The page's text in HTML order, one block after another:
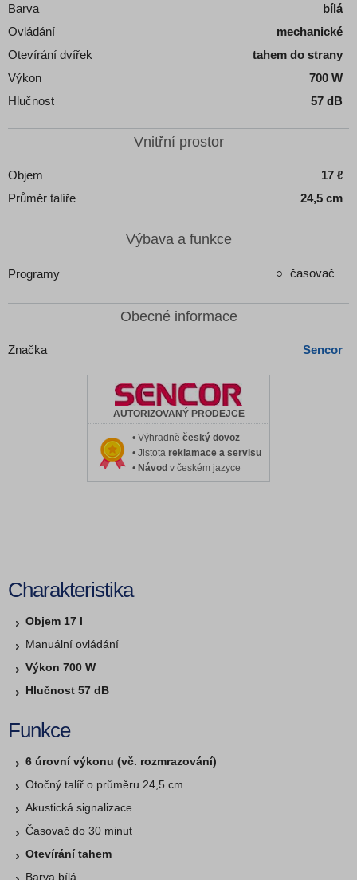
Barva
bílá
Ovládání
mechanické
Otevírání dvířek
tahem do strany
Výkon
700 W
Hlučnost
57 dB
Vnitřní prostor
Objem
17 ℓ
Průměr talíře
24,5 cm
Výbava a funkce
Programy časovač
Obecné informace
Značka Sencor
AUTORIZOVANÝ PRODEJCE
• Výhradně český dovoz
• Jistota reklamace a servisu
• Návodv českém jazyce
Charakteristika
Objem 17 l
Manuální ovládání
Výkon 700 W
Hlučnost 57 dB
Funkce
6 úrovní výkonu (vč. rozmrazování)
Otočný talíř o průměru 24,5 cm
Akustická signalizace
Časovač do 30 minut
Otevírání tahem
Barva bílá